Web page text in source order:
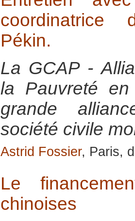
coordinatrice
Pékin.
La GCAP -
la Pauvreté
grande
société civile
Astrid Fossier, Paris,
Le
chinoises